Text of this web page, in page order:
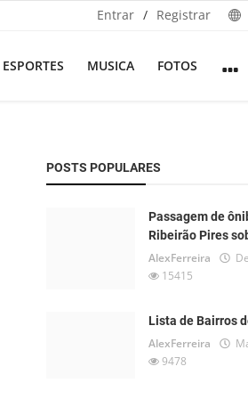
Entrar / Registrar
ESPORTES MUSICA FOTOS
POSTS POPULARES
Passagem de
Ribeirão Pires
AlexFerreira
15415
Lista de Bairros
AlexFerreira
9478